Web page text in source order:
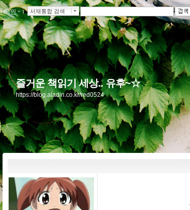
메인 ｌ 서재통합 검색
즐거운 책읽기 세상.. 유후~☆
https://blog.aladin.co.kr/red0524